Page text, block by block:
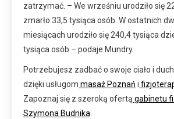
zatrzymać. – We wrześniu urodziło się
zmarło 33,5 tysiąca osób. W ostatnich
miesiącach urodziło się 240,4 tysiąca
tysiąca osób – podaje Mundry.
Potrzebujesz zadbać o swoje ciało i
dzięki usługom masaż Poznań i
Zapoznaj się z szeroką ofertą gabinetu
Szymona Budnika